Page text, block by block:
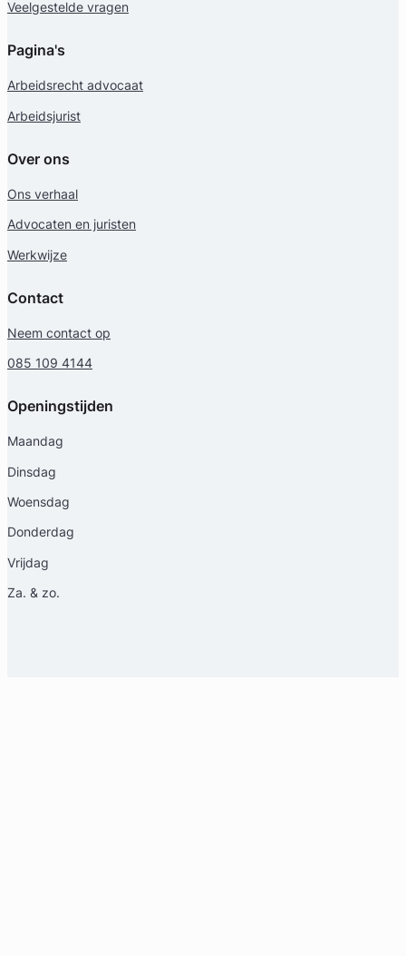
Veelgestelde vragen
Pagina's
Arbeidsrecht advocaat
Arbeidsjurist
Over ons
Ons verhaal
Advocaten en juristen
Werkwijze
Contact
Neem contact op
085 109 4144
Openingstijden
Maandag
Dinsdag
Woensdag
Donderdag
Vrijdag
Za. & zo.